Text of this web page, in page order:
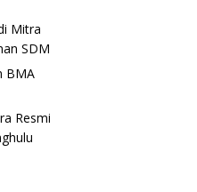
Mitra
SDM
BMA
Resmi